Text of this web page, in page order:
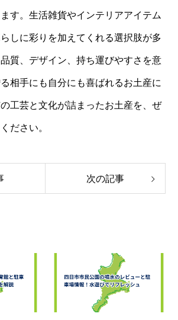
す。生活雑貨やインテリアアイテム
しに彩りを加えてくれる選択肢が多
質、デザイン、持ち運びやすさを意
相手にも自分にも喜ばれるお土産に
工芸と文化が詰まったお土産を、ぜ
ださい。
次の記事